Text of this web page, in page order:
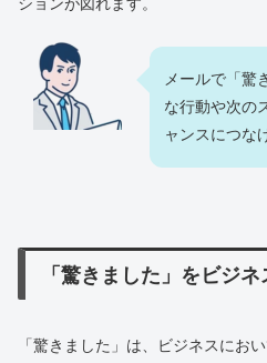
ションが図れます。
メールで「驚
な行動や次の
ャンスにつな
「驚きました」をビジ
「驚きました」は、ビジネスにお